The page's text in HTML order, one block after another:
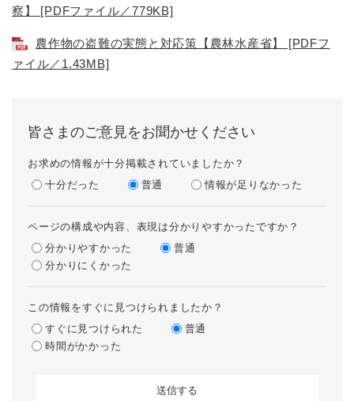
察】 [PDFファイル／779KB]
農作物の盗難の実態と対応策【農林水産省】 [PDFフ
ァイル／1.43MB]
皆さまのご意見をお聞かせください
お求めの情報が十分掲載されていましたか？
十分だった
普通 情報が足りなかった
ページの構成や内容、表現は分かりやすかったですか？
分かりやすかった
普通
分かりにくかった
この情報をすぐに見つけられましたか？
すぐに見つけられた
普通
時間がかかった